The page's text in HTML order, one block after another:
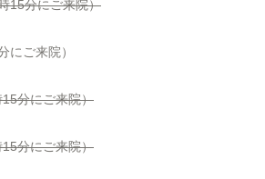
15分にご来院）
ご来院）
分にご来院）
分にご来院）